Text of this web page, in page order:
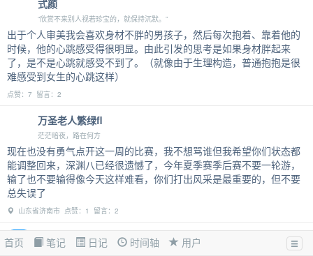
首页 笔记 日记 时间轴 用户
式颜
“欣赏不来别人视若珍宝的，就保持沉默。”
出于个人审美我会喜欢身材不胖的男孩子，然后每次抱着、靠着他的
时候，他的心跳感受得很明显。由此引发的思考是如果身材胖起来
了，是不是心跳就感受不到了。（就像由于生理构造，普通抱抱是很
难感受到女生的心跳这样）
点赞：7 留言：2
万圣老人繁绿fl
茫茫暗夜，路在何方
现在也没有勇气点开这一周的比赛，我不想骂谁但我希望你们状态都
能调整回来，深渊八已经很遗憾了，今年夏季赛季后赛不要一轮游，
输了也不要输得像今天这样难看，你们打出风采是最重要的，但不要
总失误了
山东省济南市 点赞：1 留言：2
MilkeZhang